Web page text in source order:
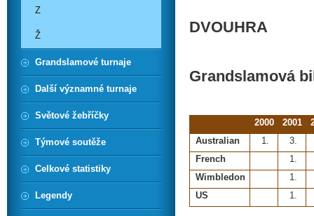
DVOUHRA
Grandslamová
2000 2001
Australian
1.
3.
French
1.
Wimbledon
1.
US
1.
Z
Ž
Grandslamové turnaje
Další významné turnaje
Světové žebříčky
Týmové soutěže
Celkové statistiky
Legendy